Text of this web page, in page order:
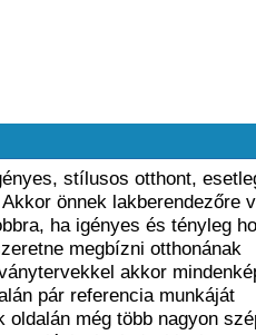
stílusos otthont,
önnek lakberendezőre
ha igényes és tényleg
megbízni otthonának
akkor
pár referencia munkáját
oldalán még több nagyon